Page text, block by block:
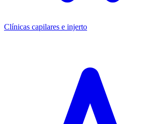
Clínicas capilares e injerto